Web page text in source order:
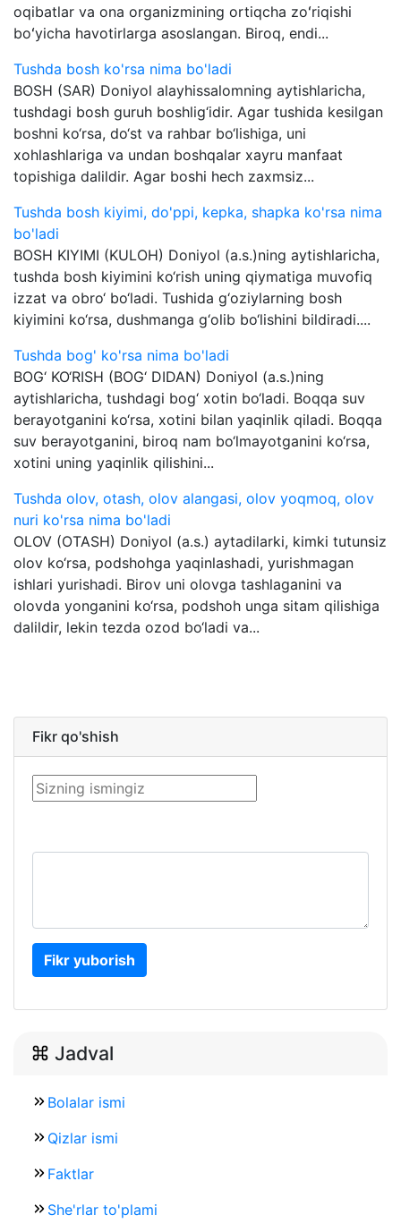
oqibatlar va ona organizmining ortiqcha zoʻriqishi
boʻyicha havotirlarga asoslangan. Biroq, endi...
Tushda bosh ko'rsa nima bo'ladi
BOSH (SAR) Doniyol alayhissalomning aytishlaricha,
tushdagi bosh guruh boshlig‘idir. Agar tushida kesilgan
boshni ko‘rsa, do‘st va rahbar bo‘lishiga, uni
xohlashlariga va undan boshqalar xayru manfaat
topishiga dalildir. Agar boshi hech zaxmsiz...
Tushda bosh kiyimi, do'ppi, kepka, shapka ko'rsa nima
bo'ladi
BOSH KIYIMI (KULOH) Doniyol (a.s.)ning aytishlaricha,
tushda bosh kiyimini ko‘rish uning qiymatiga muvofiq
izzat va obro‘ bo‘ladi. Tushida g‘oziylarning bosh
kiyimini ko‘rsa, dushmanga g‘olib bo‘lishini bildiradi....
Tushda bog' ko'rsa nima bo'ladi
BOG‘ KO‘RISH (BOG‘ DIDAN) Doniyol (a.s.)ning
aytishlaricha, tushdagi bog‘ xotin bo‘ladi. Boqqa suv
berayotganini ko‘rsa, xotini bilan yaqinlik qiladi. Boqqa
suv berayotganini, biroq nam bo‘lmayotganini ko‘rsa,
xotini uning yaqinlik qilishini...
Tushda olov, otash, olov alangasi, olov yoqmoq, olov
nuri ko'rsa nima bo'ladi
OLOV (OTASH) Doniyol (a.s.) aytadilarki, kimki tutunsiz
olov ko‘rsa, podshohga yaqinlashadi, yurishmagan
ishlari yurishadi. Birov uni olovga tashlaganini va
olovda yonganini ko‘rsa, podshoh unga sitam qilishiga
dalildir, lekin tezda ozod bo‘ladi va...
Fikr qo'shish
Fikr yuborish
Jadval
Bolalar ismi
Qizlar ismi
Faktlar
She'rlar to'plami